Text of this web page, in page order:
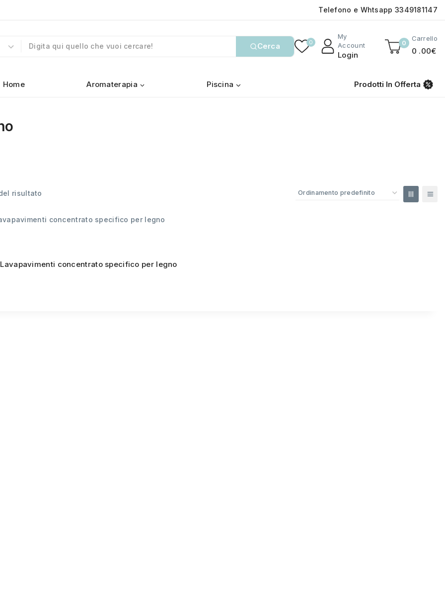
Telefono e Whtsapp 3349181147
Cerca 0
My
Account
Login
0
Carrello
0 .00€
Home Aromaterapia Piscina Prodotti In Offerta
risultato
Lavapavimenti concentrato specifico per legno